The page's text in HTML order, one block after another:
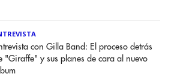
con Gilla Band: El proceso detrás
"Giraffe" y sus planes de cara al nuevo